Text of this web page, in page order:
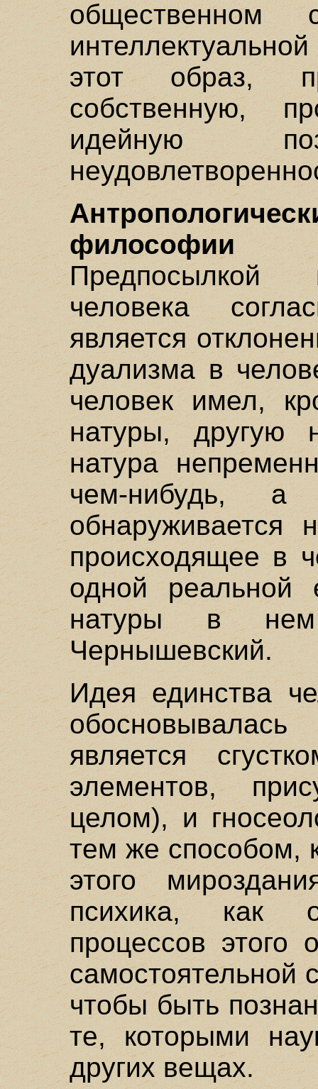
общественном
этот образ,
собственную,
идейную
философии
Предпосылкой
человека
является
дуализма в
человек имел,
натуры, другую
натура
чем-нибудь,
происходящее в
одной реальной
натуры в
Чернышевский.
Идея единства
является
элементов,
целом), и
тем же способом,
этого
психика, как
процессов этого
самостоятельной
чтобы быть
те, которыми
других вещах.